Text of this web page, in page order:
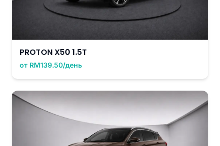
PROTON X50 1.5T
от RM139.50/день